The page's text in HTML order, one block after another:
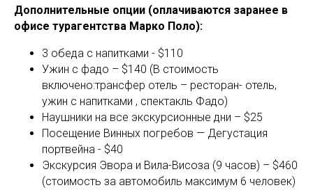
Дополнительные опции (оплачиваются заранее в
офисе турагентства Марко Поло):
3 обеда с напитками - $110
Ужин с фадо – $140 (В стоимость
включено:трансфер отель – ресторан- отель,
ужин с напитками , спектакль Фадо)
Наушники на все экскурсионные дни – $25
Посещение Винных погребов — Дегустация
портвейна - $40
Экскурсия Эвора и Вила-Висоза (9 часов) – $460
(стоимость за автомобиль максимум 6 человек)